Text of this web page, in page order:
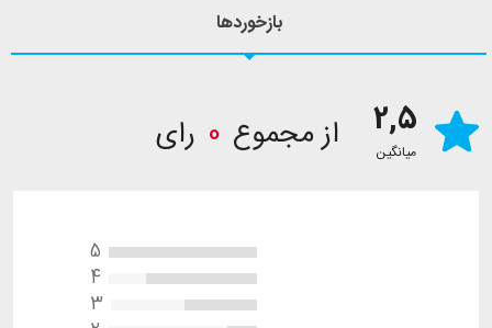
بازخوردها
2,5
میانگین از مجموع 0 رای
5
4
3